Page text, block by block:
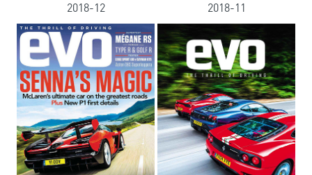
2018-12 2018-11